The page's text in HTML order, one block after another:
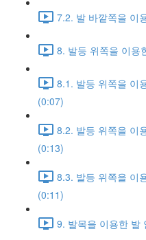
7.2. 발 바깥쪽을 이
8. 발등 위쪽을 이용
8.1. 발등 위쪽을 이
(0:07)
8.2. 발등 위쪽을 이
(0:13)
8.3. 발등 위쪽을 이
(0:11)
9. 발목을 이용한 발